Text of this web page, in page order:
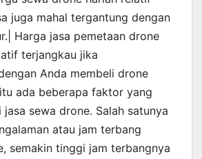
juga mahal tergantung dengan
Harga jasa pemetaan drone
terjangkau jika
Anda membeli drone
ada beberapa faktor yang
jasa sewa drone. Salah satunya
atau jam terbang
semakin tinggi jam terbangnya